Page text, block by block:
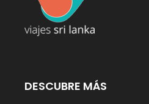
DESCUBRE MÁS